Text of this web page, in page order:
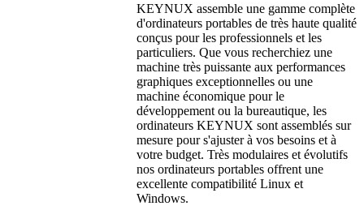
KEYNUX assemble une gamme complète
d'ordinateurs portables de très haute qualité
conçus pour les professionnels et les
particuliers. Que vous recherchiez une
machine très puissante aux performances
graphiques exceptionnelles ou une
machine économique pour le
développement ou la bureautique, les
ordinateurs KEYNUX sont assemblés sur
mesure pour s'ajuster à vos besoins et à
votre budget. Très modulaires et évolutifs
nos ordinateurs portables offrent une
excellente compatibilité Linux et
Windows.